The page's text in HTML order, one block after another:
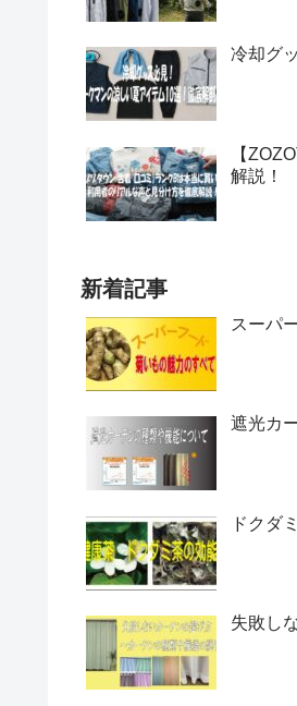
冷却グ
【
解説！
新着記事
スーパ
遮光カ
ドクダ
失敗し